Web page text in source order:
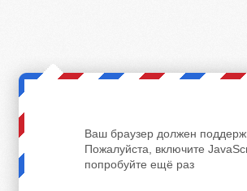
Ваш браузер должен
Пожалуйста, включите
попробуйте ещё раз